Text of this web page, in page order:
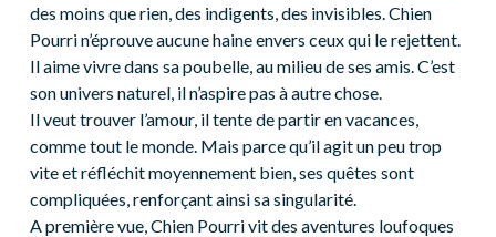
des moins que rien, des indigents, des invisibles.Chien
Pourri n’éprouve aucune haine envers ceux qui le rejettent.
Il aime vivre dans sa poubelle, au milieu de ses amis. C’est
son univers naturel, il n’aspire pas à autre chose.
Il veut trouver l’amour, il tente de partir en vacances,
comme tout le monde. Mais parce qu’il agit un peu trop
vite et réfléchit moyennement bien, ses quêtes sont
compliquées, renforçant ainsi sa singularité.
A première vue, Chien Pourri vit des aventures loufoques